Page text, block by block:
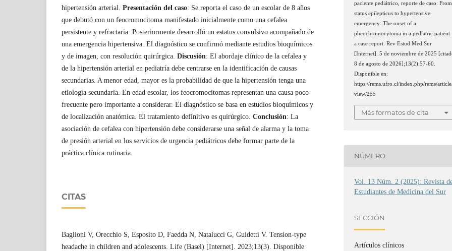
hipertensión arterial. Presentación del caso: Se reporta el caso de un escolar de 8 años
que debutó con un feocromocitoma manifestado inicialmente como una cefalea
persistente y refractaria. Posteriormente desarrolló un estatus convulsivo acompañado de
una emergencia hipertensiva. El diagnóstico se confirmó mediante estudios bioquímicos
y de imagen, con resolución quirúrgica. Discusión: El abordaje clínico de la cefalea y
de la hipertensión arterial en pediatría debe centrarse en la identificación de causas
secundarias. A menor edad, mayor es la probabilidad de que la hipertensión tenga una
etiología secundaria. En edad escolar, los feocromocitomas representan una causa poco
frecuente pero importante a considerar. El diagnóstico se basa en estudios bioquímicos y
de localización anatómica. El tratamiento definitivo es quirúrgico. Conclusión: La
asociación de cefalea con hipertensión debe considerarse una señal de alarma y la toma
de presión arterial en los servicios de urgencia pediátricos debe formar parte de la
práctica clínica rutinaria.
CITAS
Baglioni V, Orecchio S, Esposito D, Faedda N, Natalucci G, Guidetti V. Tension-type
headache in children and adolescents. Life (Basel) [Internet]. 2023;13(3). Disponible
paciente pediátrico, reporte de caso: From
status epilepticus to hypertensive
emergency: The onset of a
pheochromocytoma in a pediatric patient
a case report. Rev Estud Med Sur
[Internet]. 5 de noviembre de 2025
8 de agosto de 2026];13(2):57-60.
Disponible en:
https://rems.ufro.cl/index.php/rems/
view/255
Más formatos de cita
NÚMERO
Vol. 13 Núm. 2 (2025): Revista
Estudiantes de Medicina del Sur
SECCIÓN
Artículos clínicos